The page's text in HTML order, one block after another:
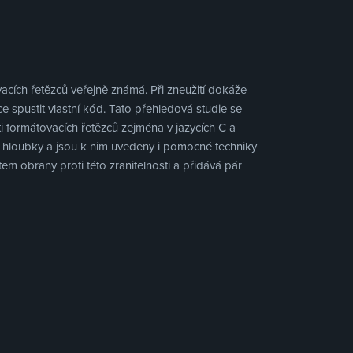
řetězců veřejně známá. Při zneužití dokáže
spustit vlastní kód. Tato přehledová studie se
řetězců zejména v jazycích C a
a jsou k nim uvedeny i pomocné techniky
obrany proti této zranitelnosti a přidává pár